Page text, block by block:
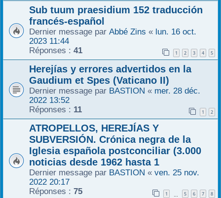
Sub tuum praesidium 152 traducción
francés-español
Dernier message par Abbé Zins « lun. 16 oct.
2023 11:44
Réponses : 41 1 2 3 4 5
Herejías y errores advertidos en la
Gaudium et Spes (Vaticano II)
Dernier message par BASTION « mer. 28 déc.
2022 13:52
Réponses : 11 1 2
ATROPELLOS, HEREJÍAS Y
SUBVERSIÓN. Crónica negra de la
Iglesia española postconciliar (3.000
noticias desde 1962 hasta 1
Dernier message par BASTION « ven. 25 nov.
2022 20:17
Réponses : 75 1 5 6 7 8